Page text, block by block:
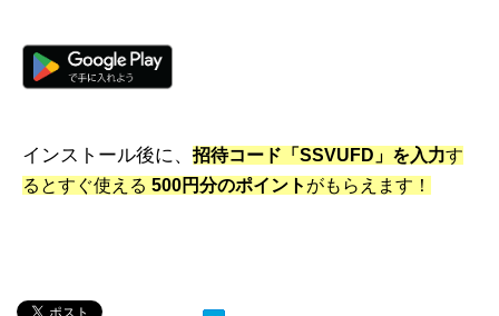
インストール後に、 招待コード「SSVUFD」を入力す
るとすぐ使える 500円分のポイント がもらえます！